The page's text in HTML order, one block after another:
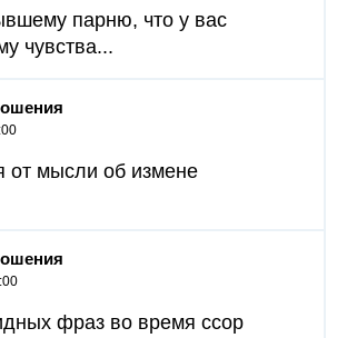
парню, что у вас
чувства...
от мысли об измене
фраз во время ссор